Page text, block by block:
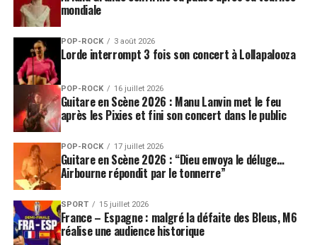
mondiale
POP-ROCK 3 août 2026
Lorde interrompt 3 fois son concert à Lollapalooza
POP-ROCK 16 juillet 2026
Guitare en Scène 2026 : Manu Lanvin met le feu
après les Pixies et fini son concert dans le public
POP-ROCK 17 juillet 2026
Guitare en Scène 2026 : “Dieu envoya le déluge…
Airbourne répondit par le tonnerre”
SPORT 15 juillet 2026
France – Espagne : malgré la défaite des Bleus, M6
réalise une audience historique